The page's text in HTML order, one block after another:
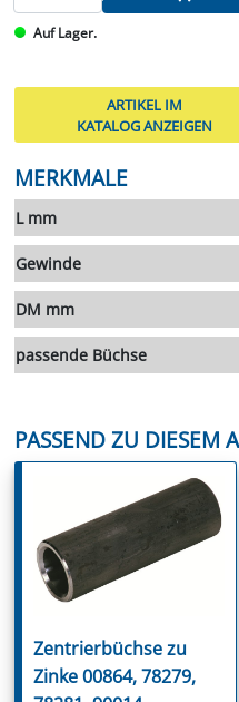
Auf Lager.
ARTIKEL IM
KATALOG ANZEIGEN
MERKMALE
L mm
Gewinde
DM mm
passende Büchse
PASSEND ZU DIESEM
Zentrierbüchse zu
Zinke 00864, 78279,